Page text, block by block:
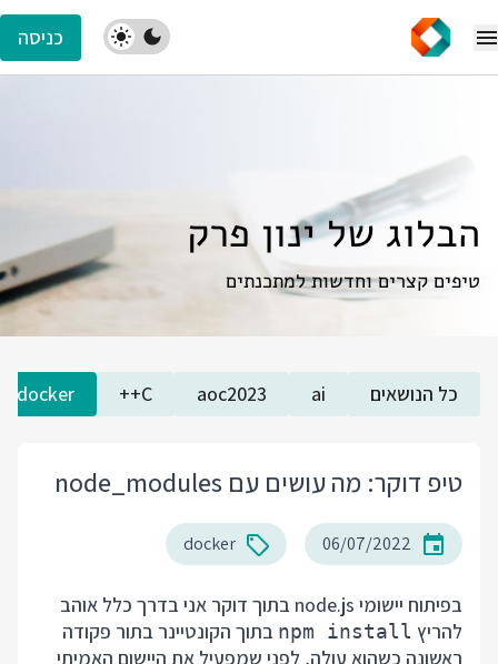
כניסה
הבלוג של ינון פרק
טיפים קצרים וחדשות למתכנתים
כל הנושאים ai
aoc2023
C++
docker
טיפ דוקר: מה עושים עם node_modules
06/07/2022
docker
בפיתוח יישומי node.js בתוך דוקר אני בדרך כלל אוהב
להריץ npm install בתוך הקונטיינר בתור פקודה
ראשונה כשהוא עולה, לפני שמפעיל את היישום האמיתי